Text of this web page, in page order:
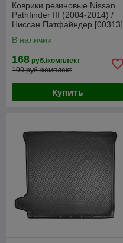
Коврики резиновые Nissan
Pathfinder III (2004-2014) /
Ниссан Патфайндер [00313]
В наличии
168 руб./комплект
190 руб./комплект
Купить